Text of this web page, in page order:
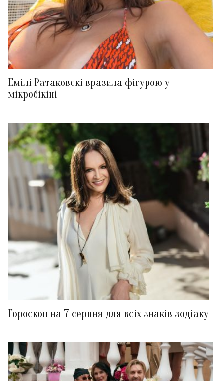
Емілі Ратаковскі вразила фігурою у
мікробікіні
Гороскоп на 7 серпня для всіх знаків зодіаку